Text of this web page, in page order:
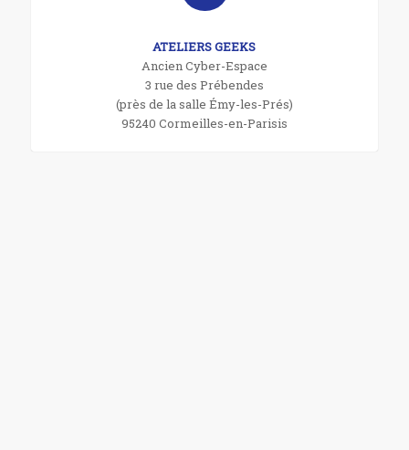
ATELIERS GEEKS
Ancien Cyber-Espace
3 rue des Prébendes
(près de la salle Émy-les-Prés)
95240 Cormeilles-en-Parisis